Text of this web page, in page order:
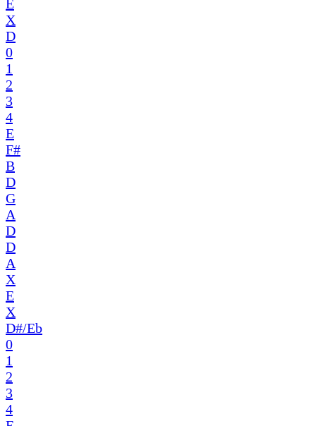
E
X
D
0
1
2
3
4
E
F#
B
D
G
A
D
D
A
X
E
X
D#/Eb
0
1
2
3
4